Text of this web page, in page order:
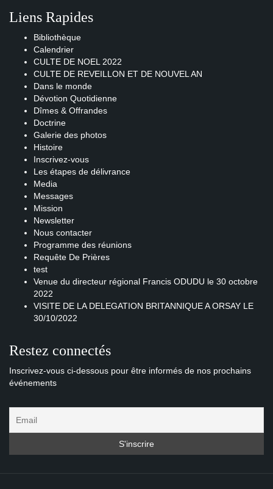
Liens Rapides
Bibliothèque
Calendrier
CULTE DE NOEL 2022
CULTE DE REVEILLON ET DE NOUVEL AN
Dans le monde
Dévotion Quotidienne
Dîmes & Offrandes
Doctrine
Galerie des photos
Histoire
Inscrivez-vous
Les étapes de délivrance
Media
Messages
Mission
Newsletter
Nous contacter
Programme des réunions
Requête De Prières
test
Venue du directeur régional Francis ODUDU le 30 octobre
2022
VISITE DE LA DELEGATION BRITANNIQUE A ORSAY LE
30/10/2022
Restez connectés
Inscrivez-vous ci-dessous pour être informés de nos prochains
événements